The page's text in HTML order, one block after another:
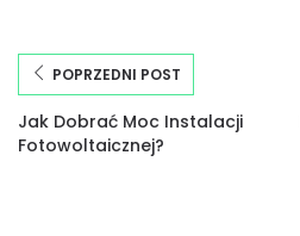
POPRZEDNI POST
Jak Dobrać Moc Instalacji
Fotowoltaicznej?